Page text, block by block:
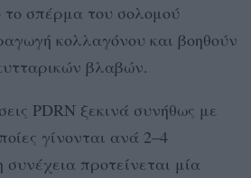
σπέρμα του σολομού
κολλαγόνου και βοηθούν
βλαβών.
PDRN ξεκινά συνήθως με
γίνονται ανά 2–4
προτείνεται μία